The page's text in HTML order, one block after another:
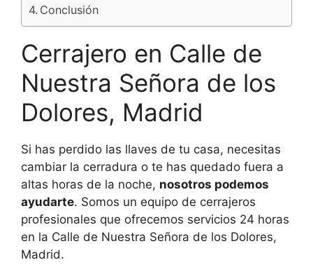
Conclusión
Cerrajero en Calle de
Nuestra Señora de los
Dolores, Madrid
Si has perdido las llaves de tu casa, necesitas
cambiar la cerradura o te has quedado fuera a
altas horas de la noche, nosotros podemos
ayudarte. Somos un equipo de cerrajeros
profesionales que ofrecemos servicios 24 horas
en la Calle de Nuestra Señora de los Dolores,
Madrid.